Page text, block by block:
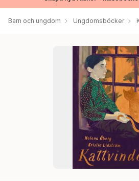
Barn och ungdom Ungdomsböcker